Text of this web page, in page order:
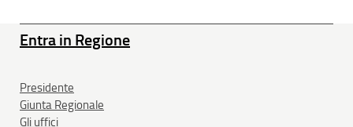
Entra in Regione
Presidente
Giunta Regionale
Gli uffici